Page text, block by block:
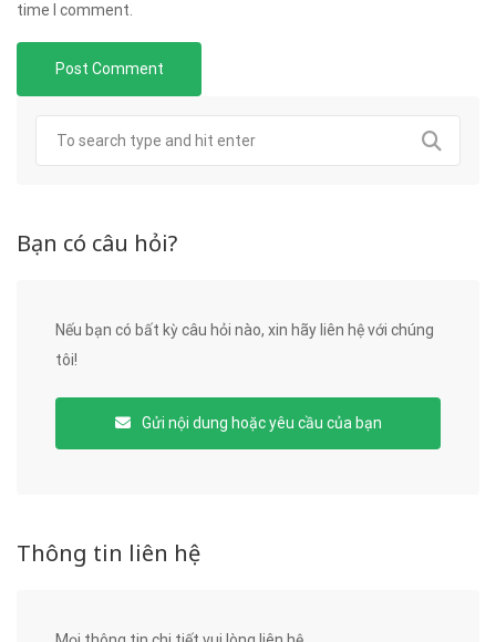
time I comment.
Bạn có câu hỏi?
Nếu bạn có bất kỳ câu hỏi nào, xin hãy liên hệ với chúng
tôi!
Gửi nội dung hoặc yêu cầu của bạn
Thông tin liên hệ